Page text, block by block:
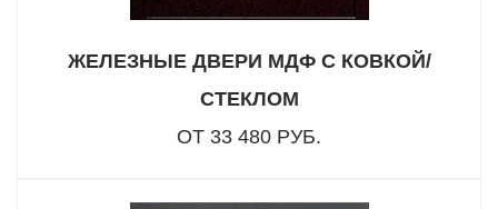
ЖЕЛЕЗНЫЕ ДВЕРИ МДФ С КОВКОЙ/
СТЕКЛОМ
ОТ 33 480 РУБ.